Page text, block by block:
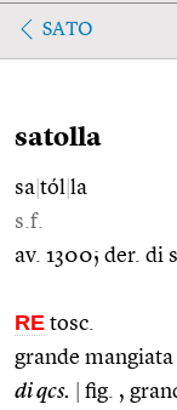
SATO
satolla
sa tól la
s.f.
av. 1300; der. di
RE tosc.
grande
di qcs.
fig. ,